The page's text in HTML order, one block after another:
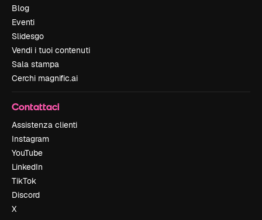
Blog
Eventi
Slidesgo
Vendi i tuoi contenuti
Sala stampa
Cerchi magnific.ai
Contattaci
Assistenza clienti
Instagram
YouTube
LinkedIn
TikTok
Discord
X